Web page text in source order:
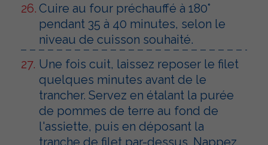
Cuire au four préchauffé à 180°
pendant 35 à 40 minutes, selon le
niveau de cuisson souhaité.
Une fois cuit, laissez reposer le filet
quelques minutes avant de le
trancher. Servez en étalant la purée
de pommes de terre au fond de
l'assiette, puis en déposant la
tranche de filet par-dessus. Nappez